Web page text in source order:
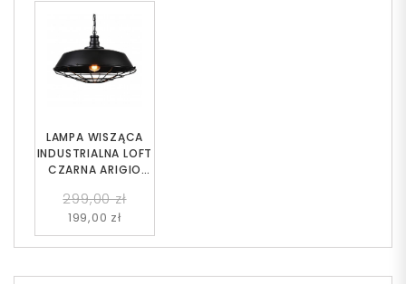
LAMPA WISZĄCA
INDUSTRIALNA LOFT
CZARNA ARIGIO
299,00 zł
199,00 zł